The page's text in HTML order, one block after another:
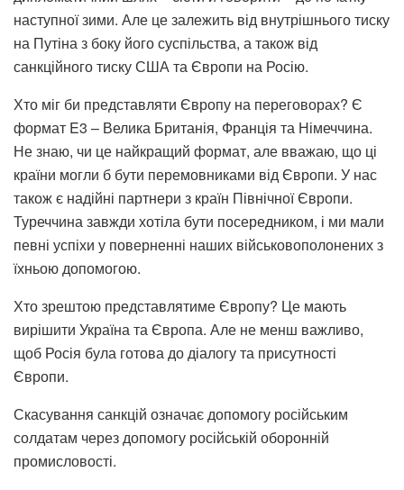
наступної зими. Але це залежить від внутрішнього тиску
на Путіна з боку його суспільства, а також від
санкційного тиску США та Європи на Росію.
Хто міг би представляти Європу на переговорах? Є
формат E3 – Велика Британія, Франція та Німеччина.
Не знаю, чи це найкращий формат, але вважаю, що ці
країни могли б бути перемовниками від Європи. У нас
також є надійні партнери з країн Північної Європи.
Туреччина завжди хотіла бути посередником, і ми мали
певні успіхи у поверненні наших військовополонених з
їхньою допомогою.
Хто зрештою представлятиме Європу? Це мають
вирішити Україна та Європа. Але не менш важливо,
щоб Росія була готова до діалогу та присутності
Європи.
Скасування санкцій означає допомогу російським
солдатам через допомогу російській оборонній
промисловості.